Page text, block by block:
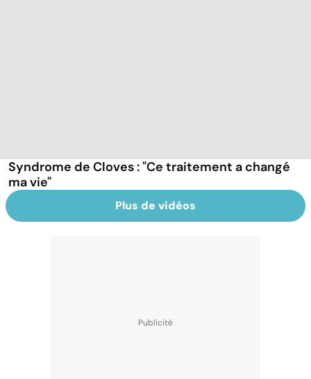
Syndrome de Cloves : "Ce traitement a changé
ma vie"
Plus de vidéos